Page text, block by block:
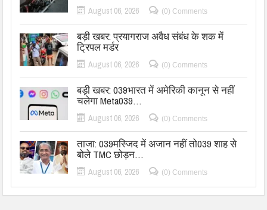
August 06, 2026 (0) Comments
बड़ी खबर: प्रयागराज अवैध संबंध के शक में
ट्रिपल मर्डर
August 06, 2026 (0) Comments
बड़ी खबर: 039भारत में अमेरिकी कानून से नहीं
चलेगा Meta039…
August 06, 2026 (0) Comments
ताजा: 039मस्जिद में अजान नहीं तो039 शाह से
बोले TMC छोड़न…
August 06, 2026 (0) Comments